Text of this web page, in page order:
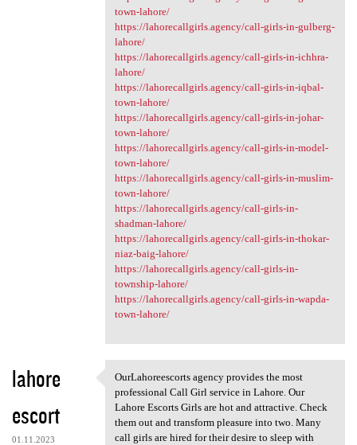
town-lahore/
https://lahorecallgirls.agency/call-girls-in-gulberg-
lahore/
https://lahorecallgirls.agency/call-girls-in-ichhra-
lahore/
https://lahorecallgirls.agency/call-girls-in-iqbal-
town-lahore/
https://lahorecallgirls.agency/call-girls-in-johar-
town-lahore/
https://lahorecallgirls.agency/call-girls-in-model-
town-lahore/
https://lahorecallgirls.agency/call-girls-in-muslim-
town-lahore/
https://lahorecallgirls.agency/call-girls-in-
shadman-lahore/
https://lahorecallgirls.agency/call-girls-in-thokar-
niaz-baig-lahore/
https://lahorecallgirls.agency/call-girls-in-
township-lahore/
https://lahorecallgirls.agency/call-girls-in-wapda-
town-lahore/
lahore
escort
01.11.2023
OurLahoreescorts agency
OurLahoreescorts agency provides the most
professional Call Girl service in Lahore. Our
Lahore Escorts Girls are hot and attractive. Check
them out and transform pleasure into two. Many
call girls are hired for their desire to sleep with